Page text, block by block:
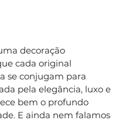
decoração
cada original
se conjugam para
pela elegância, luxo e
bem o profundo
E ainda nem falamos